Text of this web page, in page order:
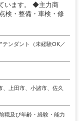
います。 ◆主力商
検・整備・車検・修
ンダント（未経験OK／
上田市、小諸市、佐久
職及び年齢・経験・能力